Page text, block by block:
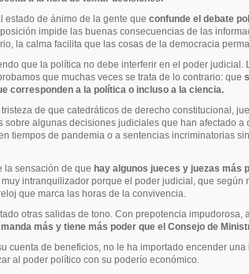
estado de ánimo de la gente queconfunde el debate
impide las buenas consecuencias de las
la calma facilita que las cosas de la democracia
que la política no debe interferir en el poder judicial.
que muchas veces se trata de lo contrario: que
corresponden a la política o incluso a la ciencia.
de que catedráticos de derecho constitucional,
sobre algunas decisiones judiciales que han afectado
tiempos de pandemia o a sentencias incriminatorias
la sensación de que hay algunos jueces y juezas más
muy intranquilizador porque el poder judicial, que
que marca las horas de la convivencia.
otras salidas de tono. Con prepotencia
más y tiene más poder que el Consejo de
cuenta de beneficios, no le ha importado encender
al poder político con su poderío económico.